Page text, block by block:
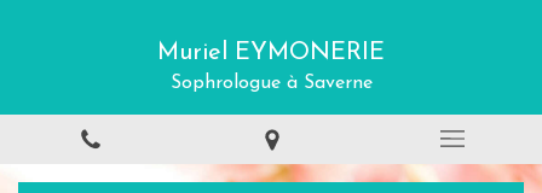
Muriel EYMONERIE
Sophrologue à Saverne